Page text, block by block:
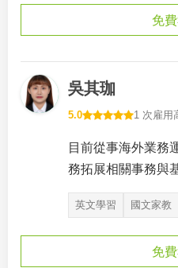
免
吳其珈
5.0 1 次雇用
目前從事海外業務
務拓展相關事務與
英文學習 國文家教
免